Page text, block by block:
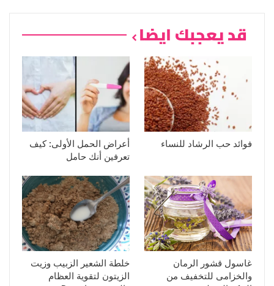
قد يعجبك ايضا
فوائد حب الرشاد للنساء
أعراض الحمل الأولى: كيف
تعرفين أنك حامل
غاسول قشور الرمان
والخزامى للتخفيف من
خلطة الشعير الزبيب وزيت
الزيتون لتقوية العظام